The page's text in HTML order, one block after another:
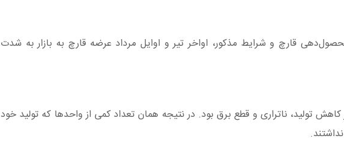
گفت: با عنایت به دوره 35 روزه محصول‌دهی قارچ و شرایط مذکور، اواخر تیر و اوایل مرداد عرضه قارچ به بازار به شدت
تولید، ناتراری و قطع برق بود. در نتیجه همان تعداد کمی از واحدها که تولید خود